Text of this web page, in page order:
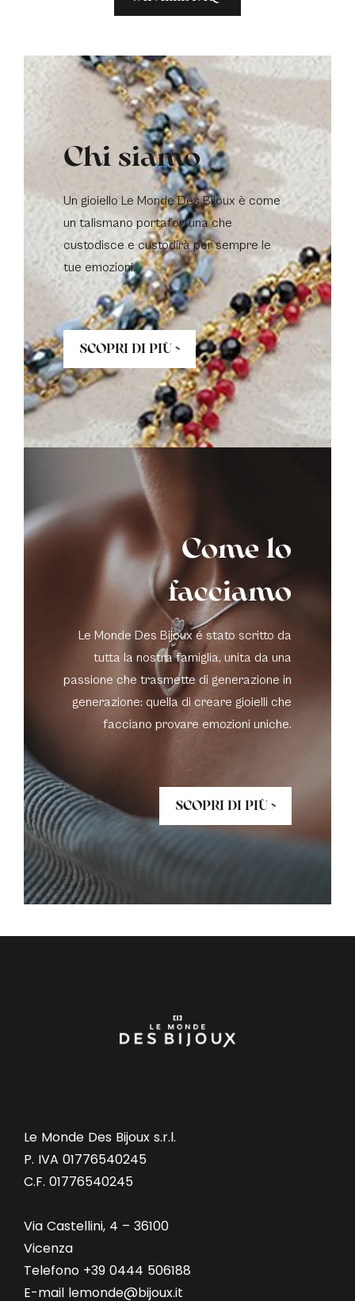
Chi siamo
Un gioiello Le Monde Des Bijoux è come
un talismano portafortuna che
custodisce e custodirà per sempre le
tue emozioni.
SCOPRI DI PIÙ >
Come lo
facciamo
Le Monde Des Bijoux é stato scritto da
tutta la nostra famiglia, unita da una
passione che trasmette di generazione in
generazione: quella di creare gioielli che
facciano provare emozioni uniche.
SCOPRI DI PIÙ >
Le Monde Des Bijoux s.r.l.
P. IVA 01776540245
C.F. 01776540245
Via Castellini, 4 – 36100
Vicenza
Telefono +39 0444 506188
E-mail lemonde@bijoux.it